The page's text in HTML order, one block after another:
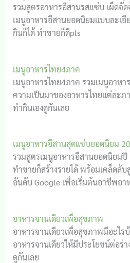
รวมสูตรอาหารอีสานรสแซ่บ เผ็ดจั
เมนูอาหารอีสานยอดนิยมแบบละเ
กินก็ได้ ทำขายก็ดีpls
เมนูอาหารไทย4ภาค
เมนูอาหารไทย4ภาค รวมเมนูอาห
ความเป็นมาของอาหารไทยแต่ละ
ทำกินเองดูกันเลย
เมนูอาหารอีสานสุดแซ่บยอดนิยม
รวมสูตรเมนูอาหารอีสานยอดนิยม
ทำขายก็สร้างรายได้ พร้อมเคล็ดลั
อันดับ Google เพื่อเริ่มต้นอาชีพอา
อาหารจานเดียวเพื่อสุขภาพ
อาหารจานเดียวเพื่อสุขภาพมีอะไร
อาหารจานเดียวให้มีประโยชน์ต่อร่
ดูกันเลย